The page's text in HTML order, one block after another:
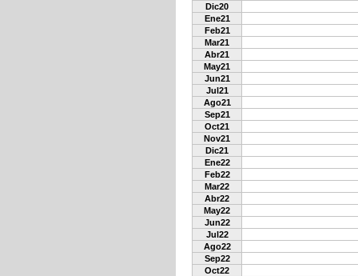
Dic20
Ene21
Feb21
Mar21
Abr21
May21
Jun21
Jul21
Ago21
Sep21
Oct21
Nov21
Dic21
Ene22
Feb22
Mar22
Abr22
May22
Jun22
Jul22
Ago22
Sep22
Oct22